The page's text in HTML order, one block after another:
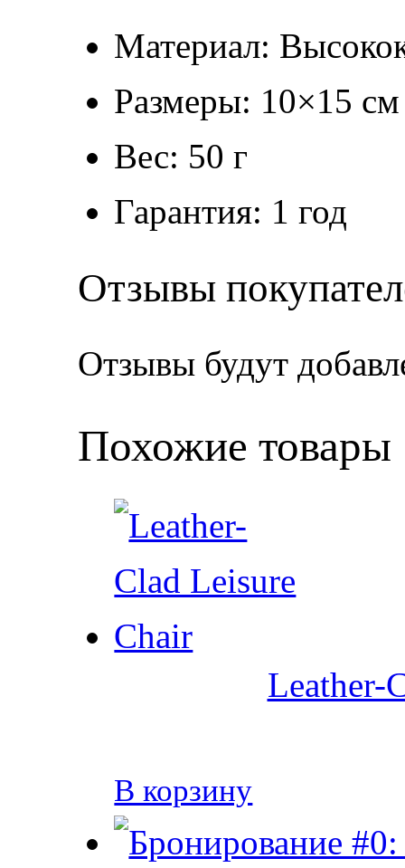
Материал:
Размеры: 10×15 см
Вес: 50 г
Гарантия: 1 год
Отзывы
Отзывы будут
Похожие товары
Leather-
В корзину